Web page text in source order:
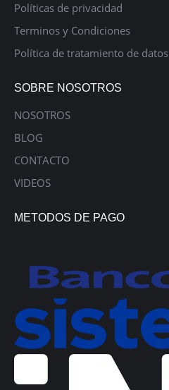
Políticas de privacidad
Terminos y Condiciones
Política de tratamiento de datos
SOBRE NOSOTROS
NOSOTROS
BLOG
CONTACTO
VIDEOS
METODOS DE PAGO